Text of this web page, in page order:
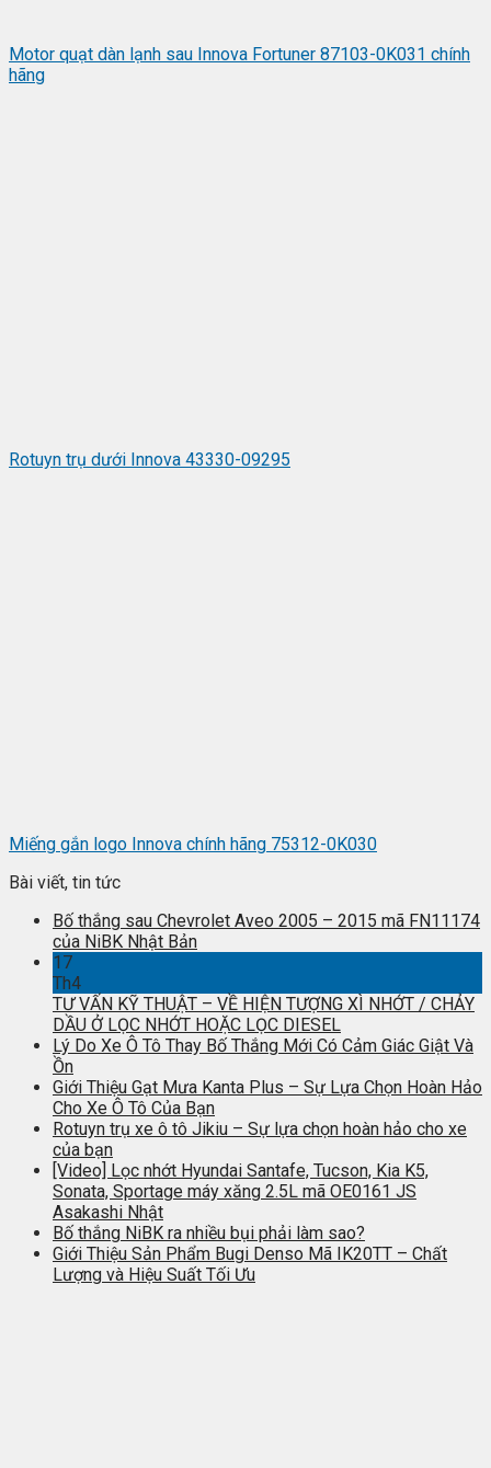
Motor quạt dàn lạnh sau Innova Fortuner 87103-0K031 chính
hãng
Rotuyn trụ dưới Innova 43330-09295
Miếng gắn logo Innova chính hãng 75312-0K030
Bài viết, tin tức
Bố thắng sau Chevrolet Aveo 2005 – 2015 mã FN11174
của NiBK Nhật Bản
17
Th4
TƯ VẤN KỸ THUẬT – VỀ HIỆN TƯỢNG XÌ NHỚT / CHẢY
DẦU Ở LỌC NHỚT HOẶC LỌC DIESEL
Lý Do Xe Ô Tô Thay Bố Thắng Mới Có Cảm Giác Giật Và
Ồn
Giới Thiệu Gạt Mưa Kanta Plus – Sự Lựa Chọn Hoàn Hảo
Cho Xe Ô Tô Của Bạn
Rotuyn trụ xe ô tô Jikiu – Sự lựa chọn hoàn hảo cho xe
của bạn
[Video] Lọc nhớt Hyundai Santafe, Tucson, Kia K5,
Sonata, Sportage máy xăng 2.5L mã OE0161 JS
Asakashi Nhật
Bố thắng NiBK ra nhiều bụi phải làm sao?
Giới Thiệu Sản Phẩm Bugi Denso Mã IK20TT – Chất
Lượng và Hiệu Suất Tối Ưu